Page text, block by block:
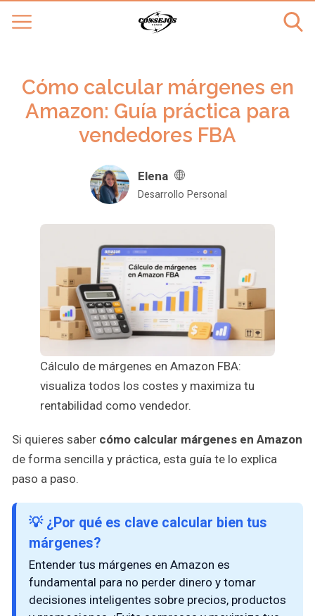
Cómo calcular márgenes en
Amazon: Guía práctica para
vendedores FBA
Elena
Desarrollo Personal
Cálculo de márgenes en Amazon FBA:
visualiza todos los costes y maximiza tu
rentabilidad como vendedor.
Si quieres saber cómo calcular márgenes en Amazon
de forma sencilla y práctica, esta guía te lo explica
paso a paso.
💡 ¿Por qué es clave calcular bien tus
márgenes?
Entender tus márgenes en Amazon es
fundamental para no perder dinero y tomar
decisiones inteligentes sobre precios, productos